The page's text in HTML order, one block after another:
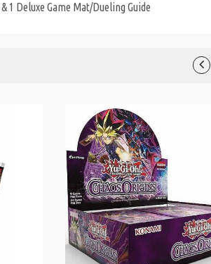
1 Deluxe Game Mat/Dueling Guide